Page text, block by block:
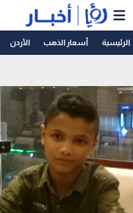
الرئيسية أسعار الذهب الأردن